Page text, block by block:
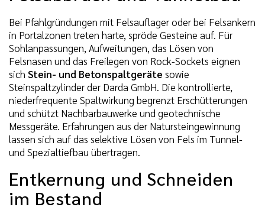
Bei Pfahlgründungen mit Felsauflager oder bei Felsankern
in Portalzonen treten harte, spröde Gesteine auf. Für
Sohlanpassungen, Aufweitungen, das Lösen von
Felsnasen und das Freilegen von Rock-Sockets eignen
sich Stein- und Betonspaltgeräte sowie
Steinspaltzylinder der Darda GmbH. Die kontrollierte,
niederfrequente Spaltwirkung begrenzt Erschütterungen
und schützt Nachbarbauwerke und geotechnische
Messgeräte. Erfahrungen aus der Natursteingewinnung
lassen sich auf das selektive Lösen von Fels im Tunnel-
und Spezialtiefbau übertragen.
Entkernung und Schneiden
im Bestand